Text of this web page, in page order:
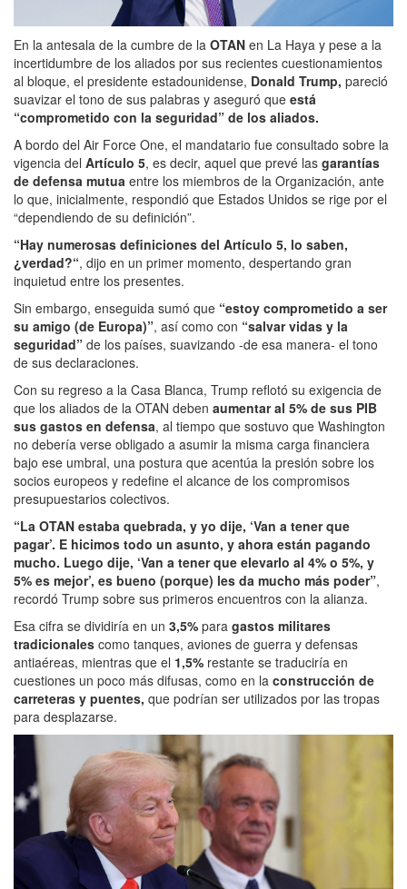
En la antesala de la cumbre de la OTAN en La Haya y pese a la
incertidumbre de los aliados por sus recientes cuestionamientos
al bloque, el presidente estadounidense, Donald Trump, pareció
suavizar el tono de sus palabras y aseguró que está
“comprometido con la seguridad” de los aliados.
A bordo del Air Force One, el mandatario fue consultado sobre la
vigencia del Artículo 5, es decir, aquel que prevé las garantías
de defensa mutua entre los miembros de la Organización, ante
lo que, inicialmente, respondió que Estados Unidos se rige por el
“dependiendo de su definición”.
“Hay numerosas definiciones del Artículo 5, lo saben,
¿verdad?“, dijo en un primer momento, despertando gran
inquietud entre los presentes.
Sin embargo, enseguida sumó que “estoy comprometido a ser
su amigo (de Europa)”, así como con “salvar vidas y la
seguridad” de los países, suavizando -de esa manera- el tono
de sus declaraciones.
Con su regreso a la Casa Blanca, Trump reflotó su exigencia de
que los aliados de la OTAN deben aumentar al 5% de sus PIB
sus gastos en defensa, al tiempo que sostuvo que Washington
no debería verse obligado a asumir la misma carga financiera
bajo ese umbral, una postura que acentúa la presión sobre los
socios europeos y redefine el alcance de los compromisos
presupuestarios colectivos.
“La OTAN estaba quebrada, y yo dije, ‘Van a tener que
pagar’. E hicimos todo un asunto, y ahora están pagando
mucho. Luego dije, ‘Van a tener que elevarlo al 4% o 5%, y
5% es mejor’, es bueno (porque) les da mucho más poder”,
recordó Trump sobre sus primeros encuentros con la alianza.
Esa cifra se dividiría en un 3,5% para gastos militares
tradicionales como tanques, aviones de guerra y defensas
antiaéreas, mientras que el 1,5% restante se traduciría en
cuestiones un poco más difusas, como en la construcción de
carreteras y puentes, que podrían ser utilizados por las tropas
para desplazarse.